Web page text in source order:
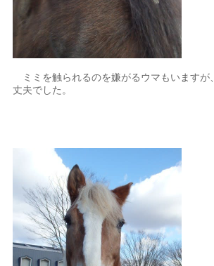
ミミを触られるのを嫌がるウマもいますが
丈夫でした。